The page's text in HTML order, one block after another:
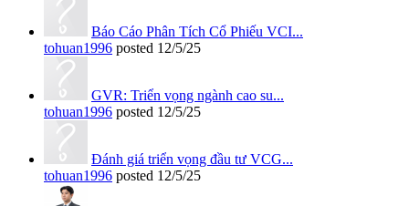
Báo Cáo Phân Tích Cổ Phiếu VCI...
tohuan1996 posted 12/5/25
GVR: Triển vọng ngành cao su...
tohuan1996 posted 12/5/25
Đánh giá triển vọng đầu tư VCG...
tohuan1996 posted 12/5/25